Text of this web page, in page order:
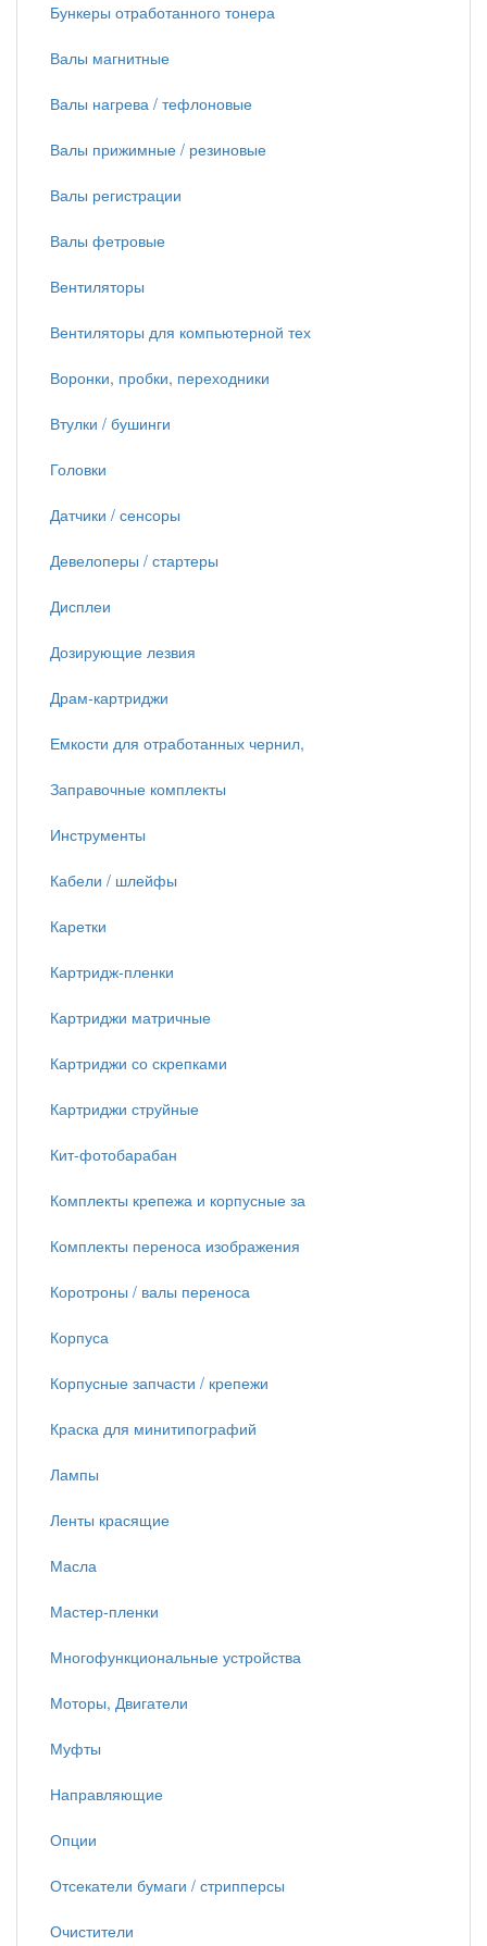
Бункеры отработанного тонера
Валы магнитные
Валы нагрева / тефлоновые
Валы прижимные / резиновые
Валы регистрации
Валы фетровые
Вентиляторы
Вентиляторы для компьютерной тех
Воронки, пробки, переходники
Втулки / бушинги
Головки
Датчики / сенсоры
Девелоперы / стартеры
Дисплеи
Дозирующие лезвия
Драм-картриджи
Емкости для отработанных чернил,
Заправочные комплекты
Инструменты
Кабели / шлейфы
Каретки
Картридж-пленки
Картриджи матричные
Картриджи со скрепками
Картриджи струйные
Кит-фотобарабан
Комплекты крепежа и корпусные за
Комплекты переноса изображения
Коротроны / валы переноса
Корпуса
Корпусные запчасти / крепежи
Краска для минитипографий
Лампы
Ленты красящие
Масла
Мастер-пленки
Многофункциональные устройства
Моторы, Двигатели
Муфты
Направляющие
Опции
Отсекатели бумаги / стрипперсы
Очистители